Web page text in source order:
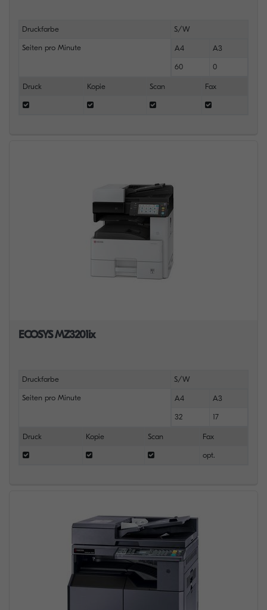
Druckfarbe S/W
Seiten pro Minute A4 A3
60 0
Druck Kopie Scan Fax
ECOSYS MZ3201ix
Druckfarbe S/W
Seiten pro Minute A4 A3
32 17
Druck Kopie Scan Fax
opt.